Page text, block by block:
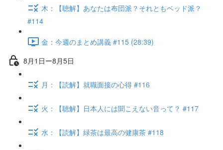
木：【聴解】あなたは布団派？それともベッド派？
#114
金：今週のまとめ講義 #115 (28:39)
8月1日ー8月5日
月：【読解】就職面接の心得 #116
火：【聴解】日本人には聞こえない音って？ #117
水：【読解】緑茶は最高の健康茶 #118